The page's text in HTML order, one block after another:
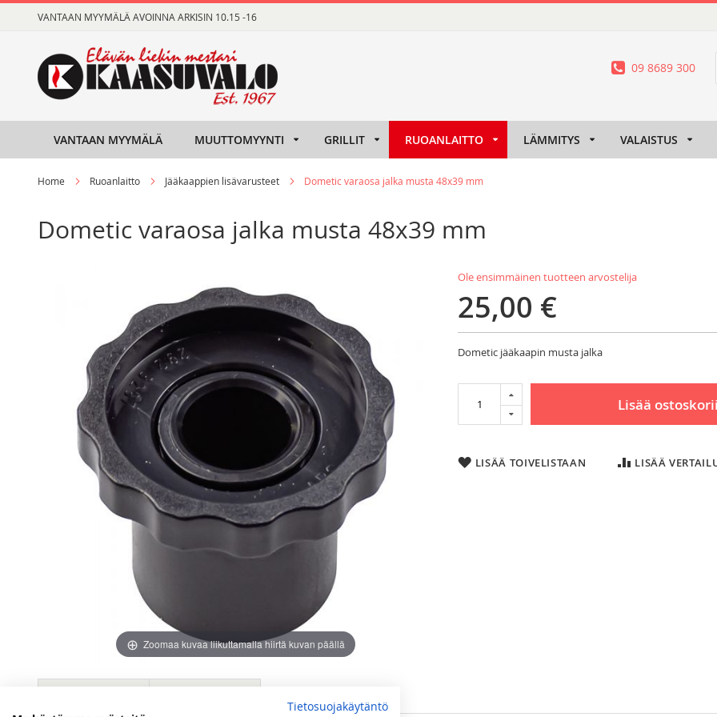
to
VANTAAN MYYMÄLÄ AVOINNA ARKISIN 10.15 -16
09 8689 300
VANTAAN MYYMÄLÄ MUUTTOMYYNTI GRILLIT RUOANLAITTO LÄMMITYS VALAISTUS
Home Ruoanlaitto Jääkaappien lisävarusteet Dometic varaosa jalka musta 48x39 mm
Dometic varaosa jalka musta 48x39 mm
Ole ensimmäinen tuotteen arvostelija
25,00 €
Dometic jääkaapin musta jalka
Lisää
LISÄÄ TOIVELISTAAN LISÄÄ
Zoomaa kuvaa liikuttamalla hiirtä kuvan päällä
Tietosuojakäytäntö